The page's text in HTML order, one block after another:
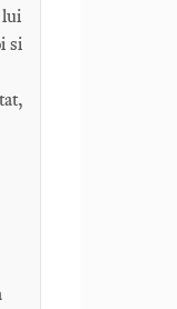
lui
si